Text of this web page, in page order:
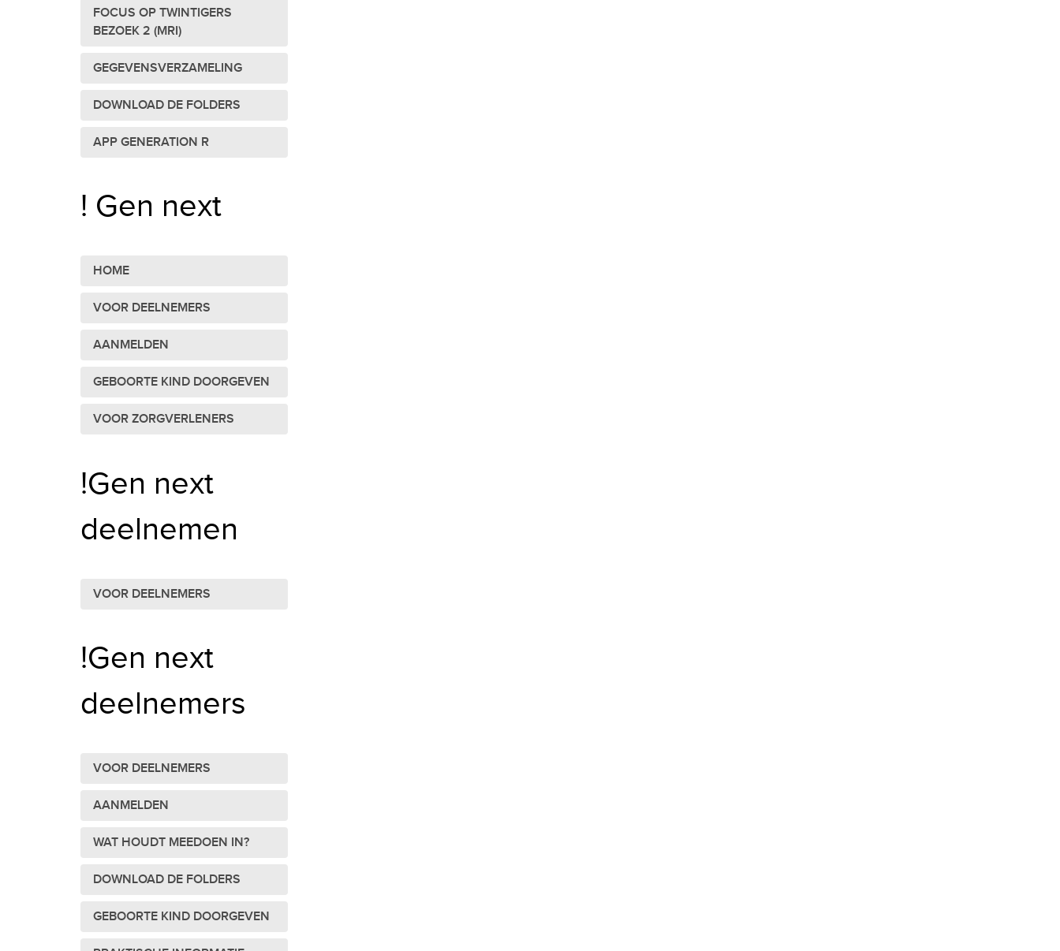
FOCUS OP TWINTIGERS
BEZOEK 2 (MRI)
GEGEVENSVERZAMELING
DOWNLOAD DE FOLDERS
APP GENERATION R
! Gen next
HOME
VOOR DEELNEMERS
AANMELDEN
GEBOORTE KIND DOORGEVEN
VOOR ZORGVERLENERS
!Gen next
deelnemen
VOOR DEELNEMERS
!Gen next
deelnemers
VOOR DEELNEMERS
AANMELDEN
WAT HOUDT MEEDOEN IN?
DOWNLOAD DE FOLDERS
GEBOORTE KIND DOORGEVEN